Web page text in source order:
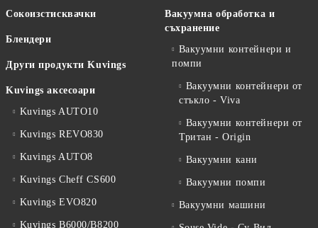
Сокоизстисквачки
Блендери
Други продукти Kuvings
Kuvings аксесоари
Kuvings AUTO10
Kuvings REVO830
Kuvings AUTO8
Kuvings Cheff CS600
Kuvings EVO820
Kuvings B6000/B8200
Вакуумна обработка и
съхранение
Вакуумни контейнери и
помпи
Вакуумни контейнери от
стъкло - Viva
Вакуумни контейнери от
Тритан - Origin
Вакуумни кани
Вакуумни помпи
Вакуумни машини